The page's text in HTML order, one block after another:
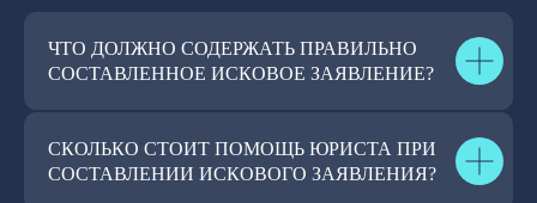
ЧТО ДОЛЖНО СОДЕРЖАТЬ ПРАВИЛЬНО
СОСТАВЛЕННОЕ ИСКОВОЕ ЗАЯВЛЕНИЕ?
СКОЛЬКО СТОИТ ПОМОЩЬ ЮРИСТА ПРИ
СОСТАВЛЕНИИ ИСКОВОГО ЗАЯВЛЕНИЯ?